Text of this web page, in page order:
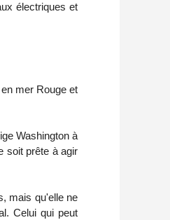
électriques et
mer Rouge et
Washington à
soit prête à agir
mais qu'elle ne
Celui qui peut